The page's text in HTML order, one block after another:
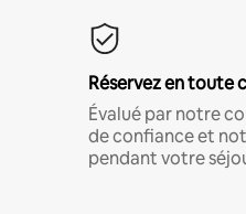
Réservez en toute
Évalué par notre
de confiance et
pendant votre